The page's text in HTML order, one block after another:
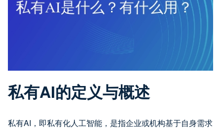
私有AI的定义与概述
私有AI，即私有化人工智能，是指企业或机构基于自身需求